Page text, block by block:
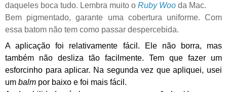
daqueles boca tudo. Lembra muito o Ruby Woo da Mac.
Bem pigmentado, garante uma cobertura uniforme. Com
essa batom não tem como passar despercebida.
A aplicação foi relativamente fácil. Ele não borra, mas
também não desliza tão facilmente. Tem que fazer um
esforcinho para aplicar. Na segunda vez que apliquei, usei
um balm por baixo e foi mais fácil.